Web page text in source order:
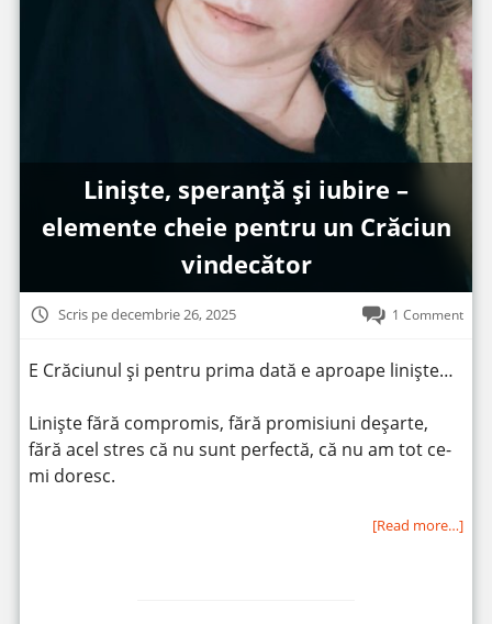
Liniște, speranță și iubire –
elemente cheie pentru un Crăciun
vindecător
Scris pe decembrie 26, 2025 1 Comment
E Crăciunul și pentru prima dată e aproape liniște…
Liniște fără compromis, fără promisiuni deșarte,
fără acel stres că nu sunt perfectă, că nu am tot ce-
mi doresc.
[Read more…]